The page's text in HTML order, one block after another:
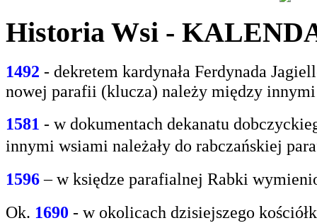
Historia Wsi -
1492 - dekretem kardynała Ferdynada
nowej parafii (klucza) należy między
1581 - wdokumentach dekanatu
innymi wsiami należały do rabczańskiej
1596– w księdze parafialnej Rabki
Ok. 1690 - w okolicach dzisiejszego